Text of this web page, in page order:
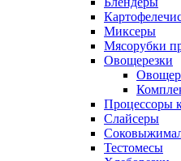
Миксеры
Мясорубки
Овощерезки
Процессоры
Слайсеры
Тестомесы